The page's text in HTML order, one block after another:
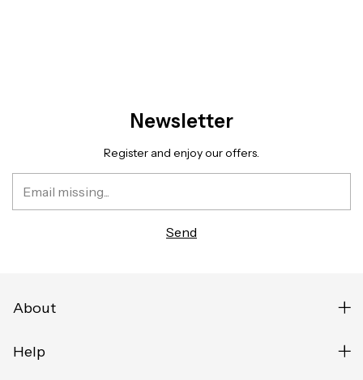
Newsletter
Register and enjoy our offers.
About
Help